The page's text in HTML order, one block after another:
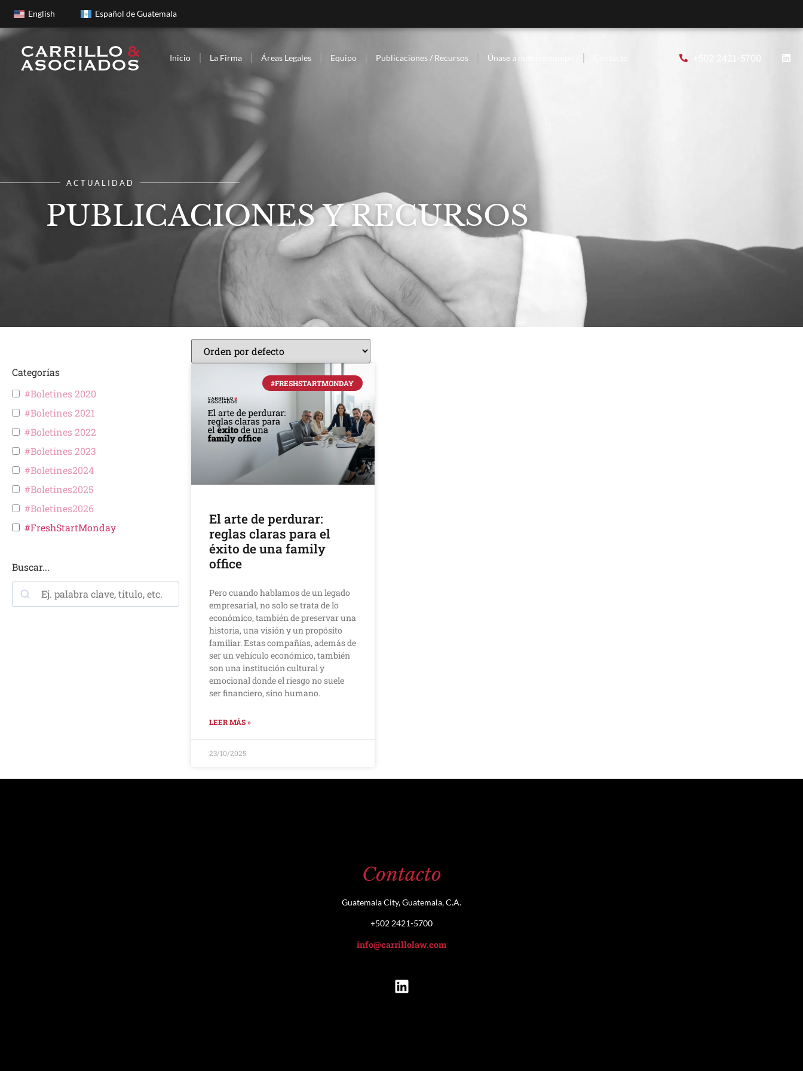
English Español de Guatemala
Inicio La Firma Áreas Legales Equipo Publicaciones / Recursos Únase a nuestro equipo
ACTUALIDAD
PUBLICACIONES Y RECURSOS
Categorías
#Boletines 2020
#Boletines 2021
#Boletines 2022
#Boletines 2023
#Boletines2024
#Boletines2025
#Boletines2026
#FreshStartMonday
Buscar...
#FRESHSTARTMONDAY
El arte de perdurar:
reglas claras para el
éxito de una family
office
Pero cuando hablamos de un legado
empresarial, no solo se trata de lo
económico, también de preservar una
historia, una visión y un propósito
familiar. Estas compañías, además de
ser un vehículo económico, también
son una institución cultural y
emocional donde el riesgo no suele
ser financiero, sino humano.
LEER MÁS »
23/10/2025
Contacto
Guatemala City, Guatemala, C.A.
+502 2421-5700
info@carrillolaw.com